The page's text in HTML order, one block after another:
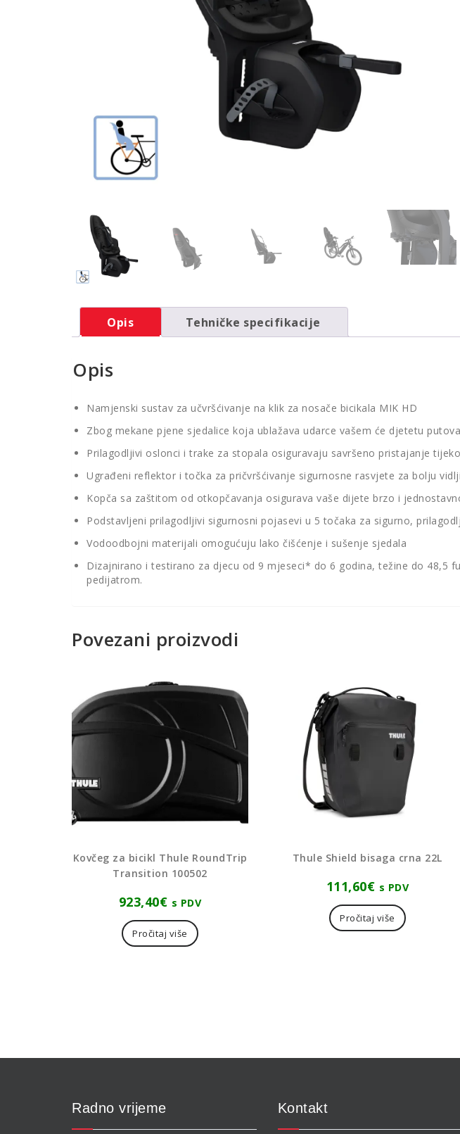
Opis Tehničke specifikacije
Opis
Namjenski sustav za učvršćivanje na klik za nosače bicikala MIK HD
Zbog mekane pjene sjedalice koja ublažava udarce vašem će djetetu
Prilagodljivi oslonci i trake za stopala osiguravaju savršeno pristajanje
Ugrađeni reflektor i točka za pričvršćivanje sigurnosne rasvjete za bolju
Kopča sa zaštitom od otkopčavanja osigurava vaše dijete brzo i
Podstavljeni prilagodljivi sigurnosni pojasevi u 5 točaka za sigurno,
Vodoodbojni materijali omogućuju lako čišćenje i sušenje sjedala
Dizajnirano i testirano za djecu od 9 mjeseci* do 6 godina, težine do 48,5
pedijatrom.
Povezani proizvodi
Kovčeg za bicikl Thule RoundTrip
Transition 100502
923,40€ s PDV
Pročitaj više
Thule Shield bisaga crna 22L
111,60€ s PDV
Pročitaj više
Radno vrijeme Kontakt